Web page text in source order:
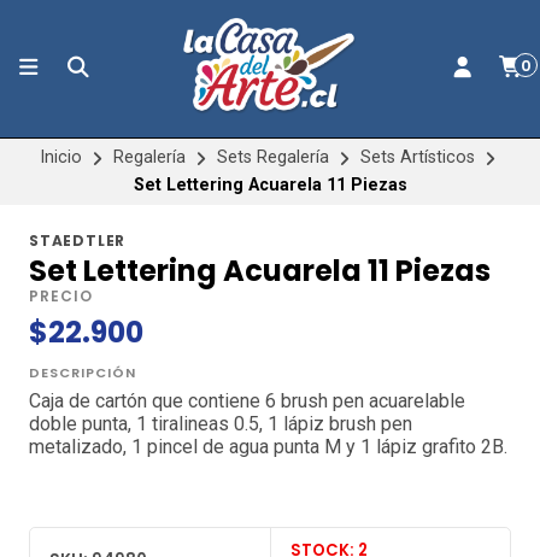
0
Inicio Regalería Sets Regalería
Sets Artísticos
Set Lettering Acuarela 11 Piezas
STAEDTLER
Set Lettering Acuarela 11 Piezas
PRECIO
$22.900
DESCRIPCIÓN
Caja de cartón que contiene 6 brush pen acuarelable
doble punta, 1 tiralineas 0.5, 1 lápiz brush pen
metalizado, 1 pincel de agua punta M y 1 lápiz grafito 2B.
STOCK: 2